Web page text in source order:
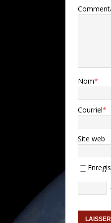
Nom*
Courriel*
Site web